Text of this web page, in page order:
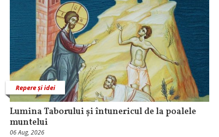
Repere și idei
Lumina Taborului și întunericul de la poalele
muntelui
06 Aug, 2026